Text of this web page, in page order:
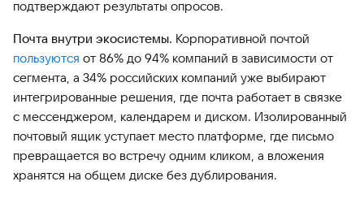
подтверждают результаты опросов.
Почта внутри экосистемы. Корпоративной почтой
пользуются от 86% до 94% компаний в зависимости от
сегмента, а 34% российских компаний уже выбирают
интегрированные решения, где почта работает в связке
с мессенджером, календарем и диском. Изолированный
почтовый ящик уступает место платформе, где письмо
превращается во встречу одним кликом, а вложения
хранятся на общем диске без дублирования.